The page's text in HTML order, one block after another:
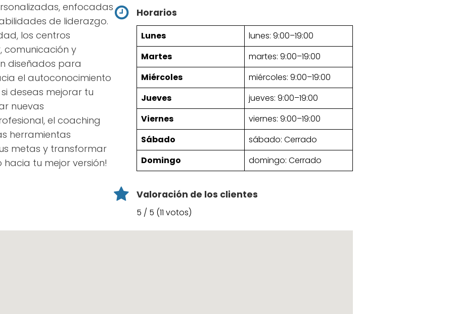
enfocadas
de liderazgo.
los centros
comunicación y
diseñados para
el autoconocimiento
deseas mejorar tu
nuevas
el coaching
herramientas
metas y transformar
hacia tu mejor versión!
Horarios
Lunes
lunes: 9:00–19:00
Martes
martes: 9:00–19:00
Miércoles
miércoles: 9:00–19:00
Jueves
jueves: 9:00–19:00
Viernes
viernes: 9:00–19:00
Sábado
sábado: Cerrado
Domingo
domingo: Cerrado
Valoración de los clientes
5 / 5 (11 votos)